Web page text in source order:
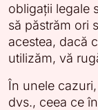
obligații legale
să păstrăm ori
acestea, dacă
utilizăm, vă
În unele
dvs., ceea ce